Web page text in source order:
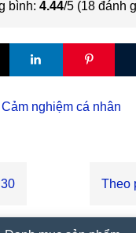
bình: 4.44/5 (18 đánh
Cảm nghiệm cá nhân
Bài
Theo